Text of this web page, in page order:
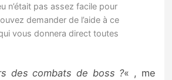
n’était pas assez facile pour
demander de l’aide à ce
vous donnera direct toutes
des combats de boss ?« , me